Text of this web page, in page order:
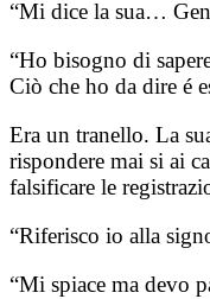
“Mi dice la sua…
“Ho bisogno di
Ciò che ho da dire é
Era un tranello. La
rispondere mai si ai
falsificare le
“Riferisco io alla
“Mi spiace ma devo